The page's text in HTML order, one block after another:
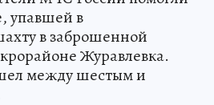
упавшей в
в заброшенной
Журавлевка.
между шестым и